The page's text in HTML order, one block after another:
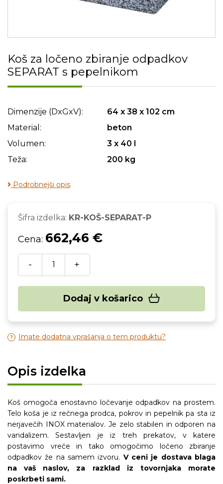
Koš za ločeno zbiranje odpadkov
SEPARAT s pepelnikom
Dimenzije (DxGxV):
64 x 38 x 102 cm
Material:
beton
Volumen:
3 x 40 l
Teža:
200 kg
Podrobnejši opis
Šifra izdelka: KR-KOŠ-SEPARAT-P
Cena: 662,46 €
- +
Dodaj v košarico
Imate dodatna vprašanja o tem produktu?
Opis izdelka
Koš omogoča enostavno ločevanje odpadkov na prostem.
Telo koša je iz rečnega prodca, pokrov in pepelnik pa sta iz
nerjavečih INOX materialov. Je zelo stabilen in odporen na
vandalizem. Sestavljen je iz treh prekatov, v katere
postavimo vreče in tako omogočimo ločeno zbiranje
odpadkov že na samem izvoru. V ceni je dostava blaga
na vaš naslov, za razklad iz tovornjaka morate
poskrbeti sami.